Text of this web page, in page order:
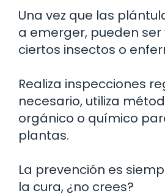
Una vez que las
a emerger, pueden
ciertos insectos o
Realiza inspecciones
necesario, utiliza
orgánico o químico
plantas.
La prevención es
la cura, ¿no crees?